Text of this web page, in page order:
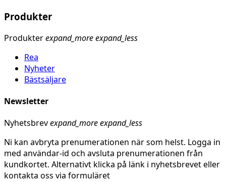
Produkter
Produkterexpand_moreexpand_less
Rea
Nyheter
Bästsäljare
Newsletter
Nyhetsbrevexpand_moreexpand_less
Ni kan avbryta prenumerationen när som helst. Logga in
med användar-id och avsluta prenumerationen från
kundkortet. Alternativt klicka på länk i nyhetsbrevet eller
kontakta oss via formuläret